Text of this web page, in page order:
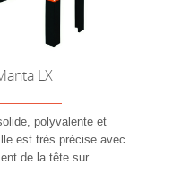
LX
polyvalente et
est très précise avec
de la tête sur…